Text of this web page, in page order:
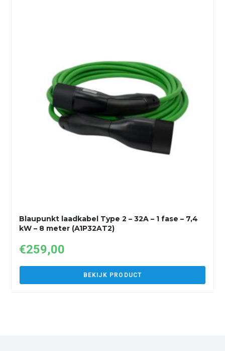
Blaupunkt laadkabel Type 2 – 32A – 1 fase – 7,4
kW – 8 meter (A1P32AT2)
€259,00
BEKIJK PRODUCT